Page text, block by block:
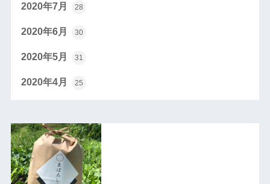
2020年7月 28
2020年6月 30
2020年5月 31
2020年4月 25